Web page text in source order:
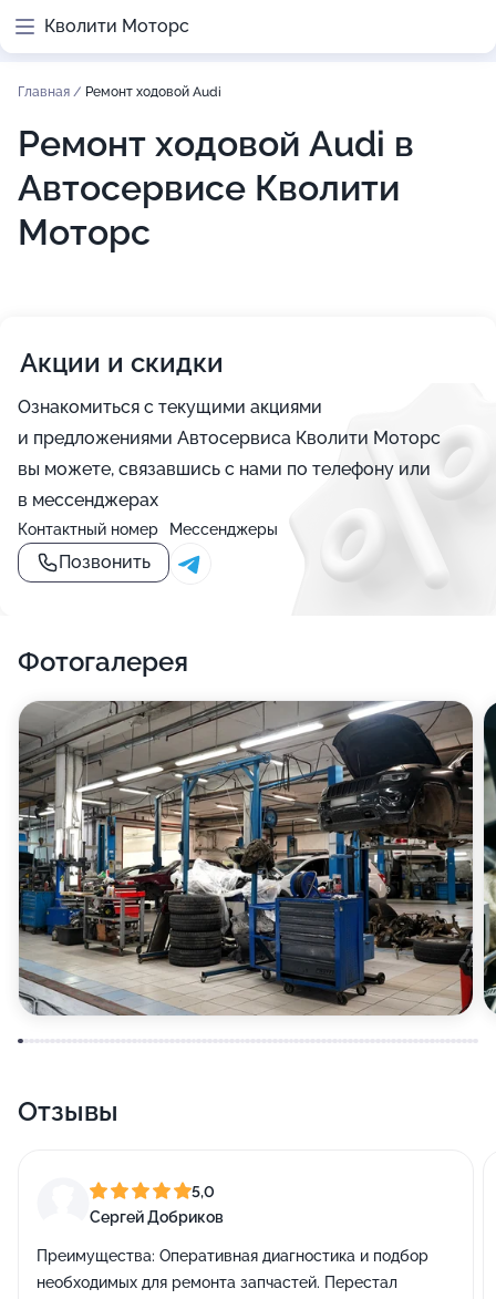
Кволити Моторс
Главная / Ремонт ходовой Audi
Ремонт ходовой Audi в
Автосервисе Кволити
Моторс
Акции и скидки
Ознакомиться с текущими акциями
и предложениями Автосервиса Кволити Моторс
вы можете, связавшись с нами по телефону или
в мессенджерах
Контактный номер
Позвонить
Мессенджеры
Фотогалерея
Отзывы
5,0
Сергей Добриков
Преимущества: Оперативная диагностика и подбор
необходимых для ремонта запчастей. Перестал